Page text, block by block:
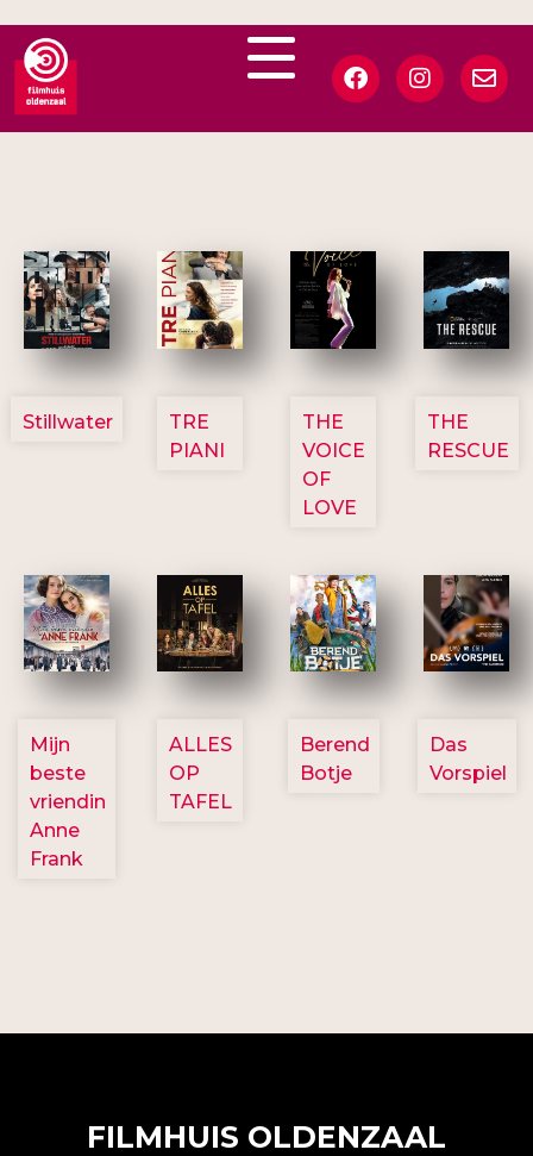
3123
Stillwater
3129
TRE
PIANI
3135
THE
VOICE
OF
LOVE
3148
THE
RESCUE
2757
Mijn
beste
vriendin
Anne
Frank
3154
ALLES
OP
TAFEL
2799
Berend
Botje
2777
Das
Vorspiel
FILMHUIS OLDENZAAL